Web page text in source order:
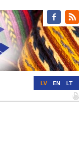
LV EN LT